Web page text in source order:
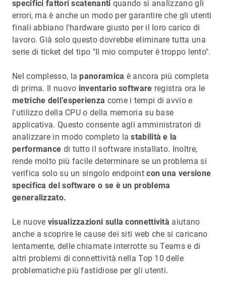
specifici fattori scatenanti quando si analizzano gli
errori, ma è anche un modo per garantire che gli utenti
finali abbiano l'hardware giusto per il loro carico di
lavoro. Già solo questo dovrebbe eliminare tutta una
serie di ticket del tipo "Il mio computer è troppo lento".
Nel complesso, la panoramica è ancora più completa
di prima. Il nuovo inventario software registra ora le
metriche dell’esperienza come i tempi di avvio e
l'utilizzo della CPU o della memoria su base
applicativa. Questo consente agli amministratori di
analizzare in modo completo lastabilità e la
performance di tutto il software installato. Inoltre,
rende molto più facile determinare se un problema si
verifica solo su un singolo endpointcon una versione
specifica del software o se è un problema
generalizzato.
Le nuove visualizzazioni sulla connettività aiutano
anche a scoprire le cause dei siti web che si caricano
lentamente, delle chiamate interrotte su Teams e di
altri problemi di connettività nella Top 10 delle
problematiche più fastidiose per gli utenti.